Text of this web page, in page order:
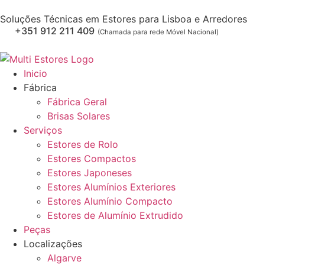
Soluções Técnicas em Estores para Lisboa e Arredores
+351 912 211 409 (Chamada para rede Móvel Nacional)
Inicio
Fábrica
Fábrica Geral
Brisas Solares
Serviços
Estores de Rolo
Estores Compactos
Estores Japoneses
Estores Alumínios Exteriores
Estores Alumínio Compacto
Estores de Alumínio Extrudido
Peças
Localizações
Algarve